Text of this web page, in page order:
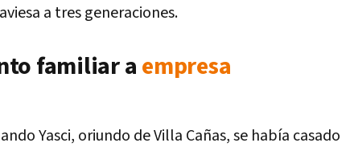
a tres generaciones.
familiar a empresa
Yasci, oriundo de Villa Cañas, se había casado